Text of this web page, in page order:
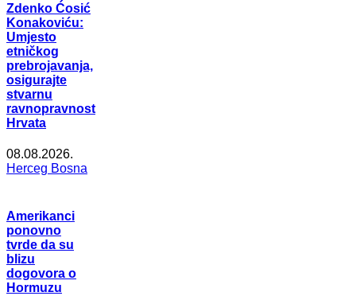
Zdenko Ćosić
Konakoviću:
Umjesto
etničkog
prebrojavanja,
osigurajte
stvarnu
ravnopravnost
Hrvata
08.08.2026.
Herceg Bosna
Amerikanci
ponovno
tvrde da su
blizu
dogovora o
Hormuzu